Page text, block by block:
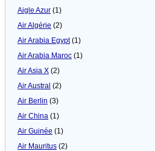
Aigle Azur (1)
Air Algérie (2)
Air Arabia Egypt(1)
Air Arabia Maroc (1)
Air Asia X (2)
Air Austral (2)
Air Berlin (3)
Air China (1)
Air Guinée (1)
Air Mauritus (2)